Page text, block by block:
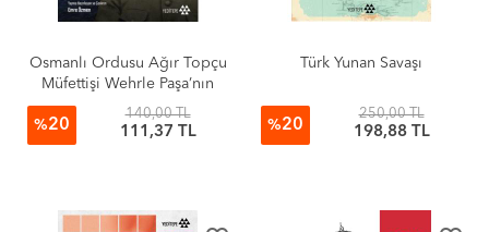
Osmanlı Ordusu Ağır Topçu
Müfettişi Wehrle Paşa’nın
Çanakkale Cephesi Günlüğü
%20
140,00 TL
111,37 TL
Türk Yunan Savaşı
%20
250,00 TL
198,88 TL